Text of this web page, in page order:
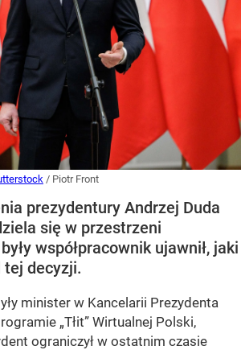
/ Piotr Front
prezydentury Andrzej Duda
się w przestrzeni
współpracownik ujawnił, jaki
tej decyzji.
minister w Kancelarii Prezydenta
„Tłit” Wirtualnej Polski,
ograniczył w ostatnim czasie